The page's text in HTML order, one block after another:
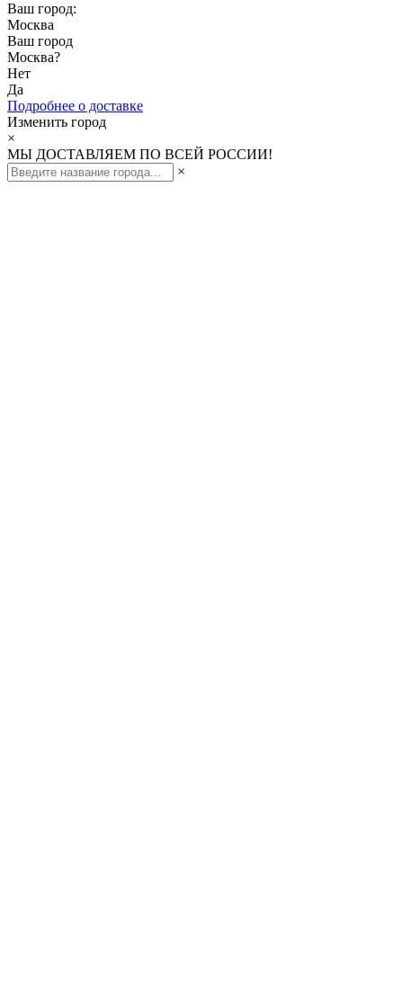
Ваш город:
Москва
Ваш город
Москва?
Нет
Да
Подробнее о доставке
Изменить город
×
МЫ ДОСТАВЛЯЕМ ПО ВСЕЙ РОССИИ!
×